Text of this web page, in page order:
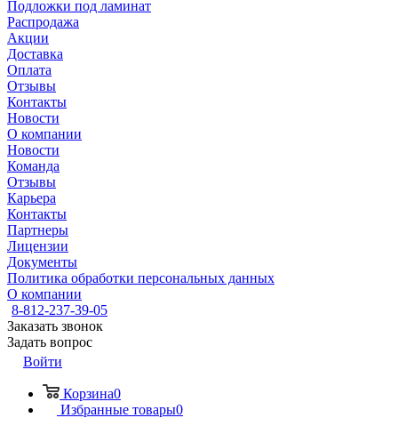
Подложки под ламинат
Распродажа
Акции
Доставка
Оплата
Отзывы
Контакты
Новости
О компании
Новости
Команда
Отзывы
Карьера
Контакты
Партнеры
Лицензии
Документы
Политика обработки персональных данных
О компании
8-812-237-39-05
Заказать звонок
Задать вопрос
Войти
Корзина0
Избранные товары0